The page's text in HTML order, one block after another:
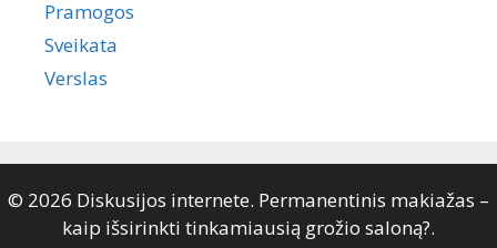
Pramogos
Sveikata
Verslas
© 2026 Diskusijos internete. Permanentinis makiažas –
kaip išsirinkti tinkamiausią grožio saloną?.